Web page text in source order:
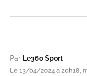
Par Le360 Sport
Le 13/04/2024 à 20h18,